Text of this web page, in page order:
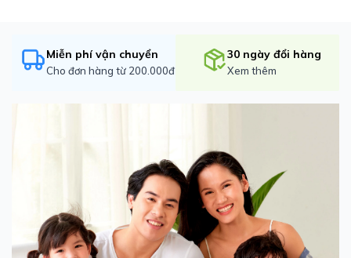
Miễn phí vận chuyển
Cho đơn hàng từ 200.000đ
30 ngày đổi hàng
Xem thêm